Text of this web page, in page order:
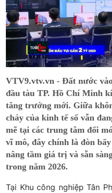
VTV9.vtv.vn - Đất nước
đầu tàu TP. Hồ Chí Minh
tăng trưởng mới. Giữa
chảy của kinh tế số vẫn
mẽ tại các trung tâm đổi
vĩ mô, đây chính là đòn
nâng tầm giá trị và sẵn
trong năm 2026.
Tại Khu công nghiệp Tân